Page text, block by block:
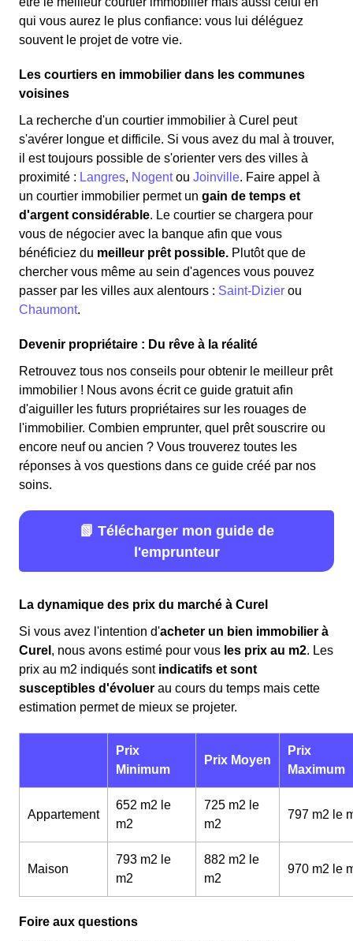
qui vous aurez le plus confiance: vous lui déléguez
souvent le projet de votre vie.
Les courtiers en immobilier dans les communes
voisines
La recherche d'un courtier immobilier à Curel peut
s'avérer longue et difficile. Si vous avez du mal à trouver,
il est toujours possible de s'orienter vers des villes à
proximité : Langres, Nogentou Joinville. Faire appel à
un courtier immobilier permet un gain de temps et
d'argent considérable. Le courtier se chargera pour
vous de négocier avec la banque afin que vous
bénéficiez du meilleur prêt possible. Plutôt que de
chercher vous même au sein d'agences vous pouvez
passer par les villes aux alentours : Saint-Dizier ou
Chaumont.
Devenir propriétaire : Du rêve à la réalité
Retrouvez tous nos conseils pour obtenir le meilleur prêt
immobilier ! Nous avons écrit ce guide gratuit afin
d'aiguiller les futurs propriétaires sur les rouages de
l'immobilier. Combien emprunter, quel prêt souscrire ou
encore neuf ou ancien ? Vous trouverez toutes les
réponses à vos questions dans ce guide créé par nos
soins.
📗 Télécharger mon guide de
l'emprunteur
La dynamique des prix du marché à Curel
Si vous avez l'intention d'acheter un bien immobilier à
Curel , nous avons estimé pour vous les prix au m2. Les
prix au m2 indiqués sont indicatifs et sont
susceptibles d'évoluer au cours du temps mais cette
estimation permet de mieux se projeter.
Prix
Minimum
Prix Moyen
Prix
Maximum
Appartement
652 m2 le
m2
725 m2 le
m2
797 m2 le
Maison
793 m2 le
m2
882 m2 le
m2
970 m2 le
Foire aux questions